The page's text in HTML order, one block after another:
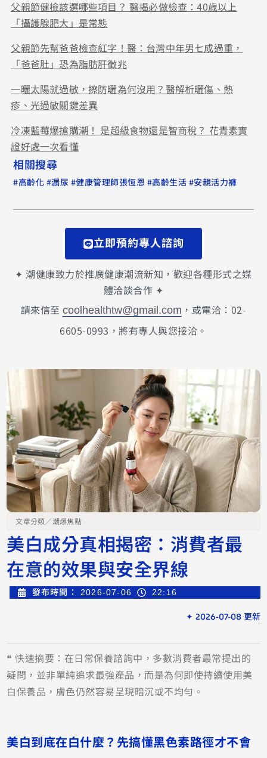
父親節健檢該選哪些項目？ 醫揭必做檢查：40歲以上
「攝護腺肥大」是常態
父親節先幫爸爸檢查紅字！醫：台灣中年男七成過重，
「爸爸肚」恐為脂肪肝徵兆
一曬太陽就過敏，擦防曬為何沒用？醫解析曬傷、熱
疹、光過敏關鍵差異
冷凍藍莓爆搶購潮！ 是超級食物還是智商稅？ 花青素實
證好處一次看懂
相關搜尋
#高齡化 #漏尿 #健康管理師張恆恩 #高齡生活 #安親活力褲
立即預約專人諮詢
✦ 潮健康致力於推廣健康潮流新知，歡迎各種形式之媒
體洽談合作 ✦
請來信至coolhealthtw@gmail.com ，或電洽：02-
6605-0993，將有專人與您接洽。
文章分類／潮爆焦點
美白成分真相揭密：消費者最
在意的效果與安全界線
發布時間： 2026-07-06 22:16
✦ 2026-07-08 更新
❝ 快速摘要：在日常保養諮詢中，多數消費者最常提出的
疑問，並非單純追求最強產品，而是為何即使持續使用美
白保養品，膚色仍然容易呈現暗沉或不均勻。
美白到底在白什麼？先搞懂黑色素路徑才不會